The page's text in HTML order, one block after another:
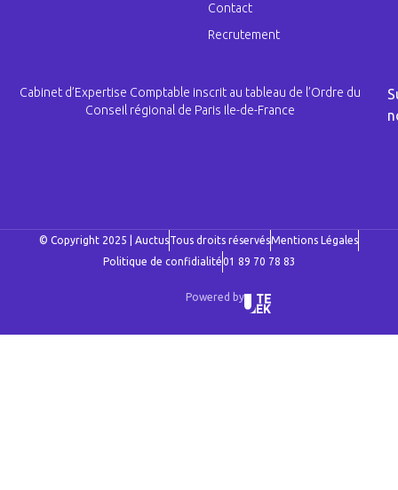
Contact
Recrutement
Cabinet d’Expertise Comptable inscrit au tableau de l’Ordre du
Conseil régional de Paris Ile-de-France
© Copyright 2025 | AuctusTous droits réservésMentions Légales
Politique de confidialité01 89 70 78 83
Powered by